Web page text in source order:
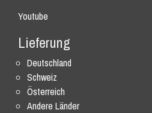
Youtube
Lieferung
Deutschland
Schweiz
Österreich
Andere Länder